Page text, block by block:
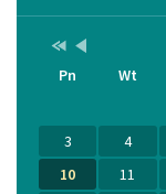
Kalendarz
Przestaw
na
Przestaw
na
Pn Wt
3
4
10
11